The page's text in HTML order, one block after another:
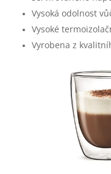
Vysoká odolnost
Vysoké
Vyrobena z